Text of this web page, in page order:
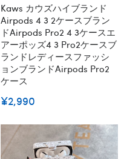
Kaws カウズハイブランド
Airpods 4 3 2ケースブラン
ドairpods Pro2 4 3ケースエ
アーポッズ4 3 Pro2ケースブ
ランドレディースファッシ
ョンブランドAirpods Pro2
ケース
¥2,990